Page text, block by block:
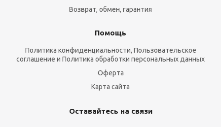
Возврат, обмен, гарантия
Помощь
Политика конфиденциальности, Пользовательское
соглашение и Политика обработки персональных данных
Оферта
Карта сайта
Оставайтесь на связи